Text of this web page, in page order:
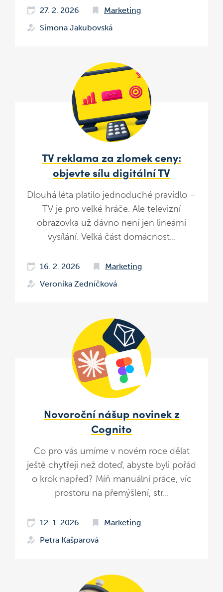
27. 2. 2026
Marketing
Simona Jakubovská
TV reklama za zlomek ceny:
objevte sílu digitální TV
Dlouhá léta platilo jednoduché pravidlo –
TV je pro velké hráče. Ale televizní
obrazovka už dávno není jen lineární
vysílání. Velká část domácnost...
16. 2. 2026
Marketing
Veronika Zedníčková
Novoroční nášup novinek z
Cognito
Co pro vás umíme v novém roce dělat
ještě chytřeji než doteď, abyste byli pořád
o krok napřed? Míň manuální práce, víc
prostoru na přemýšlení, str...
12. 1. 2026
Marketing
Petra Kašparová